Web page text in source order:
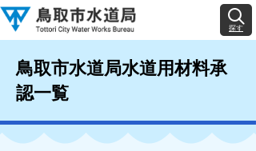
探す
鳥取市水道局水道用材料承
認一覧